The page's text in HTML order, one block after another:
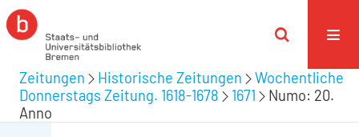
Zeitungen Historische Zeitungen
Wochentliche
Donnerstags Zeitung. 1618-1678
1671
Numo: 20.
Anno